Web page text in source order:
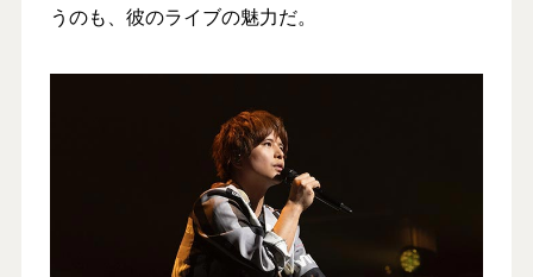
うのも、彼のライブの魅力だ。